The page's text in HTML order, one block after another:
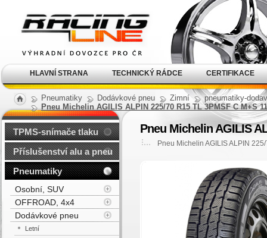
Pneumatiky Dodávkové pneu Zimní
pneumatiky-
Pneu Michelin AGILIS ALPIN 225/70 R15 TL 3PMSF C M+S
Pneu Michelin AGILIS
Pneu Michelin AGILIS ALPIN
TPMS-snímače tlaku
Příslušenství alu a pneu
Pneumatiky
Osobní, SUV
OFFROAD, 4x4
Dodávkové pneu
Letní
kola Racing Line
HLAVNÍ STRANA TECHNICKÝ RÁDCE CERTIFIKACE